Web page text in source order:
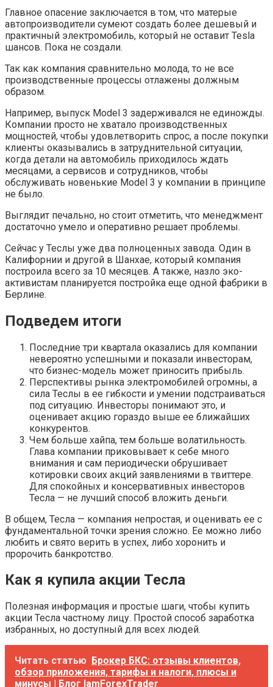
Главное опасение заключается в том, что матерые
автопроизводители сумеют создать более дешевый и
практичный электромобиль, который не оставит Tesla
шансов. Пока не создали.
Так как компания сравнительно молода, то не все
производственные процессы отлажены должным
образом.
Например, выпуск Model 3 задерживался не единожды.
Компании просто не хватало производственных
мощностей, чтобы удовлетворить спрос, а после покупки
клиенты оказывались в затруднительной ситуации,
когда детали на автомобиль приходилось ждать
месяцами, а сервисов и сотрудников, чтобы
обслуживать новенькие Model 3 у компании в принципе
не было.
Выглядит печально, но стоит отметить, что менеджмент
достаточно умело и оперативно решает проблемы.
Сейчас у Теслы уже два полноценных завода. Один в
Калифорнии и другой в Шанхае, который компания
построила всего за 10 месяцев. А также, назло эко-
активистам планируется постройка еще одной фабрики в
Берлине.
Подведем итоги
Последние три квартала оказались для компании
невероятно успешными и показали инвесторам,
что бизнес-модель может приносить прибыль.
Перспективы рынка электромобилей огромны, а
сила Теслы в ее гибкости и умении подстраиваться
под ситуацию. Инвесторы понимают это, и
оценивает акцию гораздо выше ее ближайших
конкурентов.
Чем больше хайпа, тем больше волатильность.
Глава компании приковывает к себе много
внимания и сам периодически обрушивает
котировки своих акций заявлениями в твиттере.
Для спокойных и консервативных инвесторов
Тесла — не лучший способ вложить деньги.
В общем, Тесла — компания непростая, и оценивать ее с
фундаментальной точки зрения сложно. Ее можно либо
любить и свято верить в успех, либо хоронить и
пророчить банкротство.
Как я купила акции Тесла
Полезная информация и простые шаги, чтобы купить
акции Тесла частному лицу. Простой способ заработка
избранных, но доступный для всех людей.
Читать статью Брокер БКС: отзывы клиентов,
обзор приложения, тарифы и налоги, плюсы и
минусы | Блог IamForexTrader